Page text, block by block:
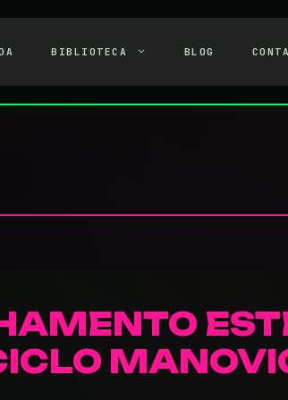
BIBLIOTECA BLOG